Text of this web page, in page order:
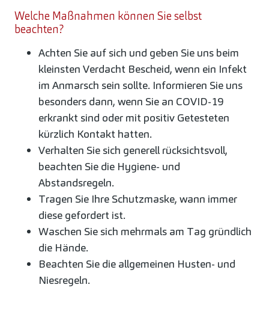
Welche Maßnahmen können Sie selbst
beachten?
Achten Sie auf sich und geben Sie uns beim
kleinsten Verdacht Bescheid, wenn ein Infekt
im Anmarsch sein sollte. Informieren Sie uns
besonders dann, wenn Sie an COVID-19
erkrankt sind oder mit positiv Getesteten
kürzlich Kontakt hatten.
Verhalten Sie sich generell rücksichtsvoll,
beachten Sie die Hygiene- und
Abstandsregeln.
Tragen Sie Ihre Schutzmaske, wann immer
diese gefordert ist.
Waschen Sie sich mehrmals am Tag gründlich
die Hände.
Beachten Sie die allgemeinen Husten- und
Niesregeln.